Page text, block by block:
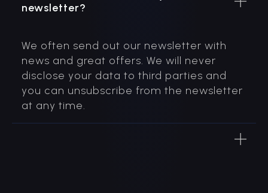
newsletter?
We often send out our newsletter with
news and great offers. We will never
disclose your data to third parties and
you can unsubscribe from the newsletter
at any time.